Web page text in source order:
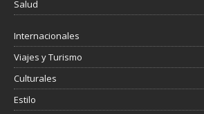
Salud
Internacionales
Viajes y Turismo
Culturales
Estilo